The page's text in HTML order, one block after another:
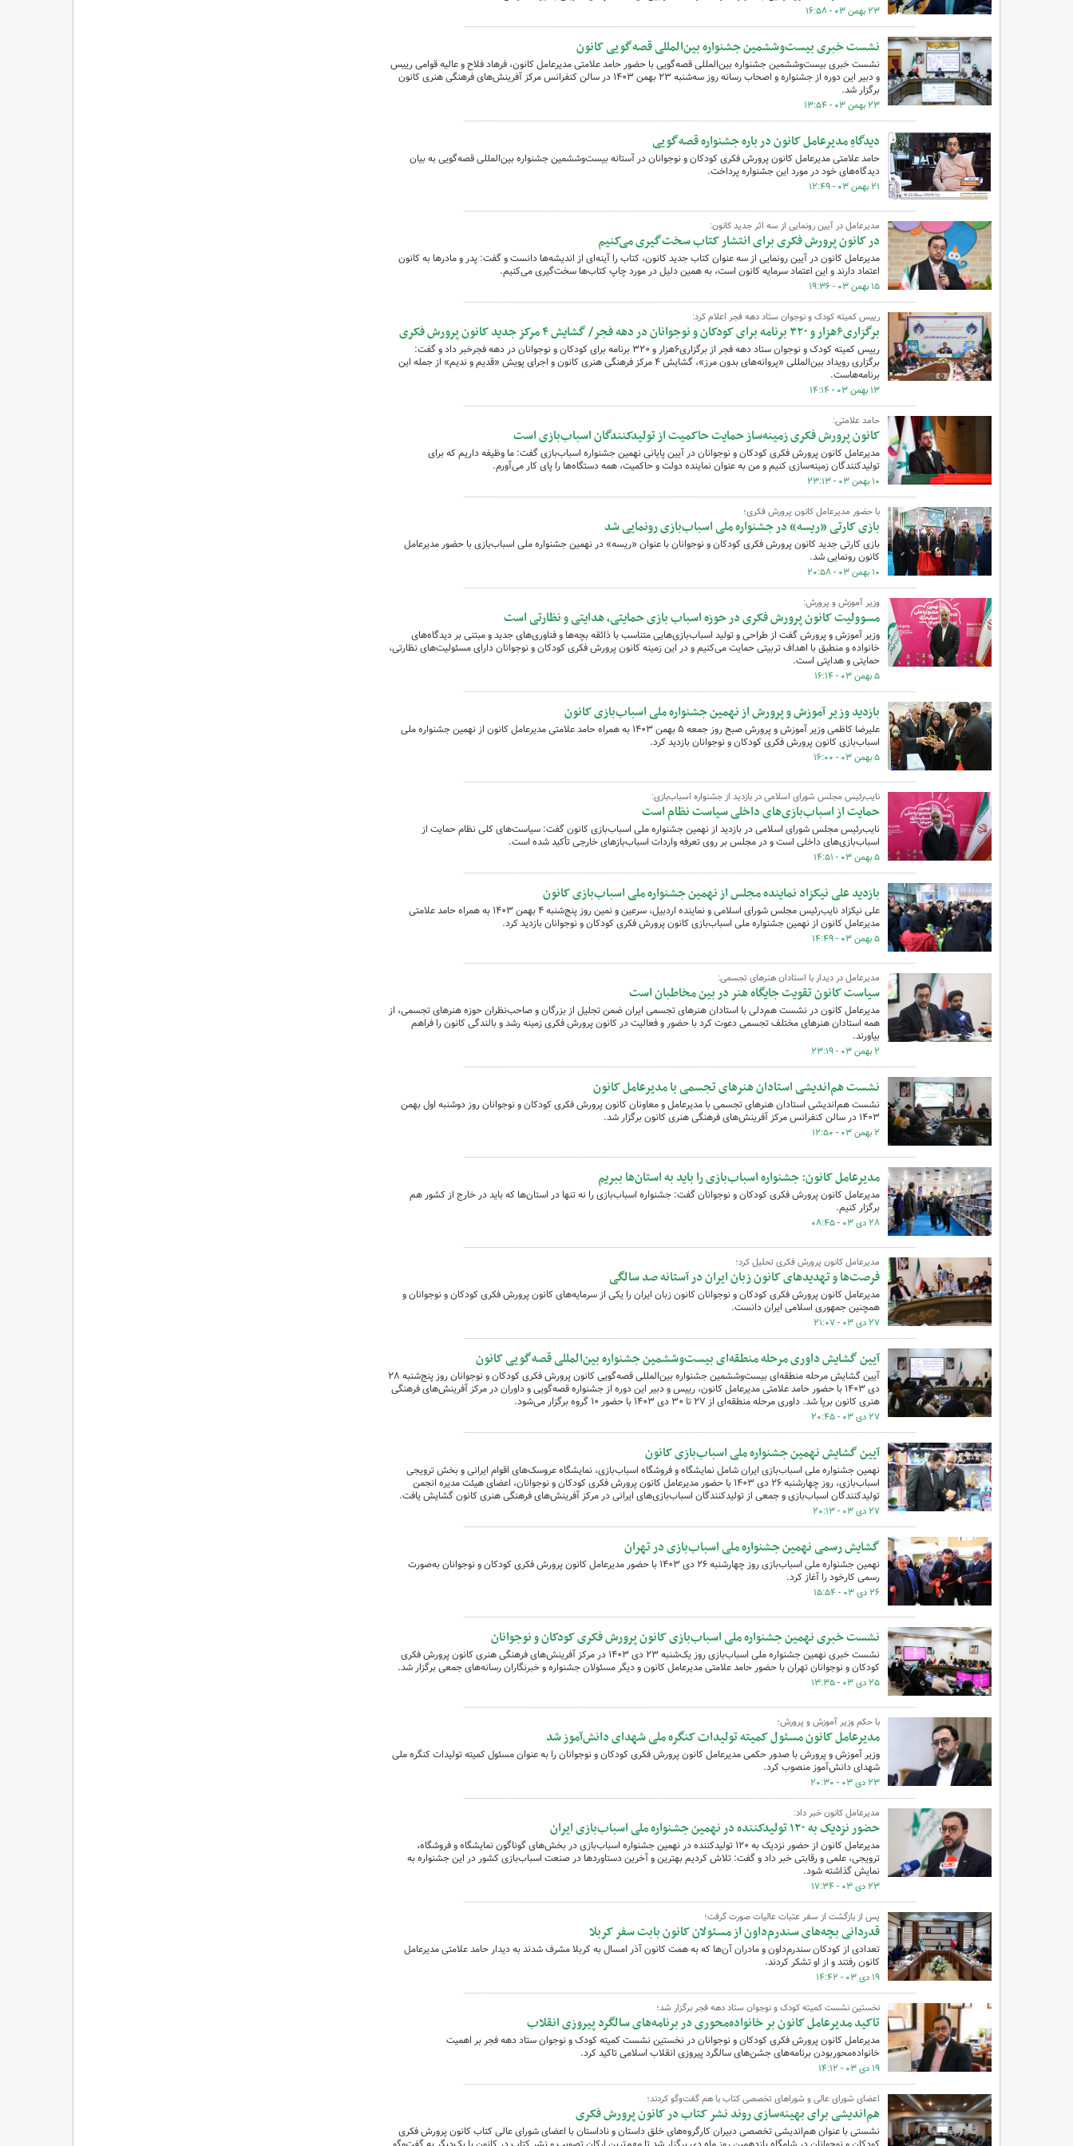
۲۳ بهمن ۰۳ - ۱۶:۵۸
نشست خبری بیست‌وششمین جشنواره بین‌المللی قصه‌گویی کانون
نشست خبری بیست‌وششمین جشنواره بین‌المللی قصه‌گویی با حضور حامد علامتی مدیرعامل کانون، فرهاد فلاح و عالیه قوامی رییس
و دبیر این دوره از جشنواره و اصحاب رسانه روز سه‌شنبه ۲۳ بهمن ۱۴۰۳ در سالن کنفرانس مرکز آفرینش‌های فرهنگی هنری کانون
برگزار شد.
۲۳ بهمن ۰۳ - ۱۳:۵۴
دیدگاهِ مدیرعامل کانون در باره جشنواره قصه‌گویی
حامد علامتی مدیرعامل کانون پرورش فکری کودکان و نوجوانان در آستانه بیست‌وششمین جشنواره بین‌المللی قصه‌گویی به بیان
دیدگاه‌های خود در مورد این جشنواره پرداخت.
۲۱ بهمن ۰۳ - ۱۲:۴۹
مدیرعامل در آیین رونمایی از سه اثر جدید کانون:
در کانون پرورش فکری برای انتشار کتاب سخت‌گیری می‌کنیم
مدیرعامل کانون در آیین رونمایی از سه عنوان کتاب جدید کانون، کتاب را آینه‌ای از اندیشه‌ها دانست و گفت: پدر و مادرها به کانون
اعتماد دارند و این اعتماد سرمایه کانون است، به همین دلیل در مورد چاپ کتاب‌ها سخت‌گیری می‌کنیم.
۱۵ بهمن ۰۳ - ۱۹:۳۶
رییس کمیته کودک و نوجوان ستاد دهه فجر اعلام کرد:
برگزاری۶هزار و ۳۲۰ برنامه برای کودکان و نوجوانان در دهه فجر/ گشایش ۴ مرکز جدید کانون پرورش فکری
رییس کمیته کودک و نوجوان ستاد دهه فجر از برگزاری۶هزار و ۳۲۰ برنامه برای کودکان و نوجوانان در دهه فجرخبر داد و گفت:
برگزاری رویداد بین‌المللی «پروانه‌های بدون مرز»، گشایش ۴ مرکز فرهنگی هنری کانون و اجرای پویش «قدیم و ندیم» از جمله این
برنامه‌هاست.
۱۳ بهمن ۰۳ - ۱۴:۱۴
حامد علامتی:
کانون پرورش فکری زمینه‌ساز حمایت حاکمیت از تولیدکنندگان اسباب‌بازی است
مدیرعامل کانون پرورش فکری کودکان و نوجوانان در آیین پایانی نهمین جشنواره اسباب‌بازی گفت: ما وظیفه داریم که برای
تولیدکنندگان زمینه‌سازی کنیم و من به عنوان نماینده دولت و حاکمیت، همه دستگاه‌ها را پای کار می‌آورم.
۱۰ بهمن ۰۳ - ۲۳:۱۳
با حضور مدیرعامل کانون پرورش فکری؛
بازی کارتی «ریسه» در جشنواره ملی اسباب‌بازی رونمایی شد
بازی کارتی جدید کانون پرورش فکری کودکان و نوجوانان با عنوان «ریسه» در نهمین جشنواره ملی اسباب‌بازی با حضور مدیرعامل
کانون رونمایی شد.
۱۰ بهمن ۰۳ - ۲۰:۵۸
وزیر آموزش و پرورش:
مسوولیت کانون پرورش فکری در حوزه اسباب بازی حمایتی، هدایتی و نظارتی است
وزیر آموزش و پرورش گفت از طراحی و تولید اسباب‌بازی‌هایی متناسب با ذائقه بچه‌ها و فناوری‌های جدید و مبتنی بر دیدگاه‌های
خانواده و منطبق با اهداف تربیتی حمایت می‌کنیم و در این زمینه کانون پرورش فکری کودکان و نوجوانان دارای مسئولیت‌های نظارتی،
حمایتی و هدایتی است.
۵ بهمن ۰۳ - ۱۶:۱۴
بازدید وزیر آموزش و پرورش از نهمین جشنواره ملی اسباب‌بازی کانون
علیرضا کاظمی وزیر آموزش و پرورش صبح روز جمعه ۵ بهمن ۱۴۰۳ به همراه حامد علامتی مدیرعامل کانون از نهمین جشنواره ملی
اسباب‌بازی کانون پرورش فکری کودکان و نوجوانان بازدید کرد.
۵ بهمن ۰۳ - ۱۶:۰۰
نایب‌رئیس مجلس شورای اسلامی در بازدید از جشنواره اسباب‌بازی:
حمایت از اسباب‌بازی‌های داخلی سیاست‌ نظام است
نایب‌رئیس مجلس شورای اسلامی در بازدید از نهمین جشنواره ملی اسباب‌بازی کانون گفت: سیاست‌های کلی نظام حمایت از
اسباب‌بازی‌های داخلی است و در مجلس بر روی تعرفه واردات اسباب‌بازهای خارجی تأکید شده است.
۵ بهمن ۰۳ - ۱۴:۵۱
بازدید علی نیکزاد نماینده مجلس از نهمین جشنواره ملی اسباب‌بازی کانون
علی نیکزاد نایب‌رئیس مجلس شورای اسلامی و نماینده اردبیل، سرعین و نمین روز پنج‌شنبه ۴ بهمن ۱۴۰۳ به همراه حامد علامتی
مدیرعامل کانون از نهمین جشنواره ملی اسباب‌بازی کانون پرورش فکری کودکان و نوجوانان بازدید کرد.
۵ بهمن ۰۳ - ۱۴:۴۹
مدیرعامل در دیدار با استادان هنرهای تجسمی:
سیاست‌ کانون تقویت جایگاه هنر در بین مخاطبان است
مدیرعامل کانون در نشست هم‌دلی با استادان هنرهای تجسمی ایران ضمن تجلیل از بزرگان و صاحب‌نظران حوزه هنرهای تجسمی، از
همه استادان هنرهای مختلف تجسمی دعوت کرد با حضور و فعالیت در کانون پرورش فکری زمینه رشد و بالندگی کانون را فراهم
بیاورند.
۲ بهمن ۰۳ - ۲۳:۱۹
نشست هم‌اندیشی استادان هنرهای تجسمی با مدیرعامل کانون
نشست هم‌اندیشی استادان هنرهای تجسمی با مدیرعامل و معاونان کانون پرورش فکری کودکان و نوجوانان روز دوشنبه اول بهمن
۱۴۰۳ در سالن کنفرانس مرکز آفرینش‌های فرهنگی هنری کانون برگزار شد.
۲ بهمن ۰۳ - ۱۲:۵۰
مدیرعامل کانون: جشنواره اسباب‌بازی را باید به استان‌ها ببریم
مدیرعامل کانون پرورش فکری کودکان و نوجوانان گفت: جشنواره اسباب‌بازی را نه تنها در استان‌ها که باید در خارج از کشور هم
برگزار کنیم.
۲۸ دی ۰۳ - ۰۸:۴۵
مدیرعامل کانون پرورش فکری تحلیل کرد؛
فرصت‌ها و تهدیدهای کانون زبان ایران در آستانه صد سالگی
مدیرعامل کانون پرورش فکری کودکان و نوجوانان کانون زبان ایران را یکی از سرمایه‌های کانون پرورش فکری کودکان و نوجوانان و
همچنین جمهوری اسلامی ایران دانست.
۲۷ دی ۰۳ - ۲۱:۰۷
آیین گشایش داوری مرحله منطقه‌ای بیست‌وششمین جشنواره بین‌المللی قصه‌گویی کانون
آیین گشایش مرحله منطقه‌ای بیست‌وششمین جشنواره بین‌المللی قصه‌گویی کانون پرورش فکری کودکان و نوجوانان روز پنج‌شنبه ۲۸
دی ۱۴۰۳ با حضور حامد علامتی مدیرعامل کانون، رییس و دبیر این دوره از جشنواره قصه‌گویی و داوران در مرکز آفرینش‌های فرهنگی
هنری کانون برپا شد. داوری مرحله منطقه‌ای از ۲۷ تا ۳۰ دی ۱۴۰۳ با حضور ۱۰ گروه برگزار می‌شود.
۲۷ دی ۰۳ - ۲۰:۴۵
آیین گشایش نهمین جشنواره ملی اسباب‌بازی کانون
نهمین جشنواره ملی اسباب‌بازی ایران شامل نمایشگاه و فروشگاه اسباب‌بازی، نمایشگاه عروسک‌های اقوام ایرانی و بخش ترویجی
اسباب‌بازی، روز چهارشنبه ۲۶ دی ۱۴۰۳ با حضور مدیرعامل کانون پرورش فکری کودکان و نوجوانان، اعضای هیئت مدیره انجمن
تولیدکنندگان اسباب‌بازی و جمعی از تولیدکنندگان اسباب‌بازی‌های ایرانی در مرکز آفرینش‌های فرهنگی هنری کانون گشایش یافت.
۲۷ دی ۰۳ - ۲۰:۱۳
گشایش رسمی نهمین جشنواره ملی اسباب‌بازی در تهران
نهمین جشنواره ملی اسباب‌بازی روز چهارشنبه ۲۶ دی ۱۴۰۳ با حضور مدیرعامل کانون پرورش فکری کودکان و نوجوانان به‌صورت
رسمی کارخود را آغاز کرد.
۲۶ دی ۰۳ - ۱۵:۵۴
نشست خبری نهمین جشنواره ملی اسباب‌بازی کانون پرورش فکری کودکان و نوجوانان
‌نشست خبری نهمین جشنواره ملی اسباب‌بازی روز یک‌شنبه ۲۳ دی ۱۴۰۳ در مرکز آفرینش‌های فرهنگی هنری کانون پرورش فکری
کودکان و نوجوانان تهران با حضور حامد علامتی مدیرعامل کانون و دیگر مسئولان جشنواره و خبرنگاران رسانه‌های جمعی برگزار شد.
۲۵ دی ۰۳ - ۱۳:۳۵
با حکم وزیر آموزش و پرورش؛
مدیرعامل کانون مسئول کمیته تولیدات کنگره ملی شهدای دانش‌آموز شد
وزیر آموزش و پرورش با صدور حکمی مدیرعامل کانون پرورش فکری کودکان و نوجوانان را به عنوان مسئول کمیته تولیدات کنگره ملی
شهدای دانش‌آموز منصوب کرد.
۲۳ دی ۰۳ - ۲۰:۳۰
مدیرعامل کانون خبر داد:
حضور نزدیک به ۱۲۰ تولیدکننده در نهمین جشنواره ملی اسباب‌بازی ایران
مدیرعامل کانون از حضور نزدیک به ۱۲۰ تولیدکننده در نهمین جشنواره اسباب‌بازی در بخش‌های گوناگون نمایشگاه و فروشگاه،
ترویجی، علمی و رقابتی خبر داد و گفت: تلاش کردیم بهترین و آخرین دستاوردها در صنعت اسباب‌بازی کشور در این جشنواره به
نمایش گذاشته شود.
۲۳ دی ۰۳ - ۱۷:۳۴
پس از بازگشت از سفر عتبات عالیات صورت گرفت؛
قدردانی بچه‌های سندرم‌داون از مسئولان کانون بابت سفر کربلا
تعدادی از کودکان سندرم‌داون و مادران آن‌ها که به همت کانون آذر امسال به کربلا مشرف شدند به دیدار حامد علامتی مدیرعامل
کانون رفتند و از او تشکر کردند.
۱۹ دی ۰۳ - ۱۴:۴۲
نخستین نشست کمیته کودک و نوجوان ستاد دهه فجر برگزار شد؛
تاکید مدیرعامل کانون بر خانواده‌محوری در برنامه‌های سالگرد پیروزی انقلاب
مدیرعامل کانون پرورش فکری کودکان و نوجوانان در نخستین نشست کمیته کودک و نوجوان ستاد دهه فجر بر اهمیت
خانواده‌محوربودن برنامه‌های جشن‌های سالگرد پیروزی انقلاب اسلامی تاکید کرد.
۱۹ دی ۰۳ - ۱۴:۱۲
اعضای شورای عالی و شوراهای تخصصی کتاب با هم گفت‌وگو کردند؛
هم‌اندیشی برای بهینه‌سازی روند نشر کتاب در کانون پرورش فکری
نشستی با عنوان هم‌اندیشی تخصصی دبیران کارگروه‌های خلق داستان و ناداستان با اعضای شورای عالی کتاب کانون پرورش فکری